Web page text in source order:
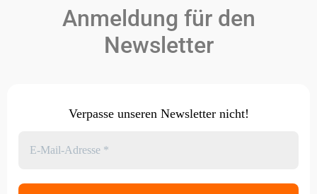
Anmeldung für den
Newsletter
Verpasse unseren Newsletter nicht!